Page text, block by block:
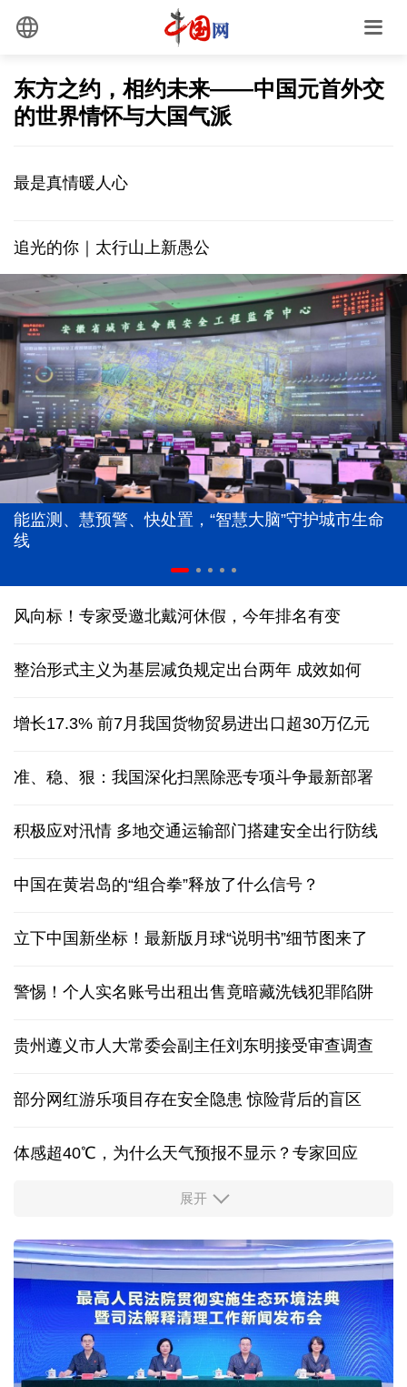
东方之约，相约未来——中国元首外交
的世界情怀与大国气派
最是真情暖人心
追光的你｜太行山上新愚公
能监测、慧预警、快处置，“智慧大脑”守护城市生命
线
风向标！专家受邀北戴河休假，今年排名有变
整治形式主义为基层减负规定出台两年 成效如何
增长17.3% 前7月我国货物贸易进出口超30万亿元
准、稳、狠：我国深化扫黑除恶专项斗争最新部署
积极应对汛情 多地交通运输部门搭建安全出行防线
中国在黄岩岛的“组合拳”释放了什么信号？
立下中国新坐标！最新版月球“说明书”细节图来了
警惕！个人实名账号出租出售竟暗藏洗钱犯罪陷阱
贵州遵义市人大常委会副主任刘东明接受审查调查
部分网红游乐项目存在安全隐患 惊险背后的盲区
体感超40℃，为什么天气预报不显示？专家回应
服务实体经济 财政金融打出“组合拳”
31省份上半年外贸成绩单出炉 见证产业提质跃迁
比一张A4纸还要薄！我国高端钢材迎来密集突破
让药品更好触达患者 网络平台成多款新药首发渠道
展开